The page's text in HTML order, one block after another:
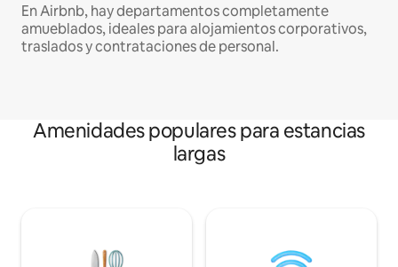
En Airbnb, hay departamentos completamente
amueblados, ideales para alojamientos corporativos,
traslados y contrataciones de personal.
Amenidades populares para estancias
largas